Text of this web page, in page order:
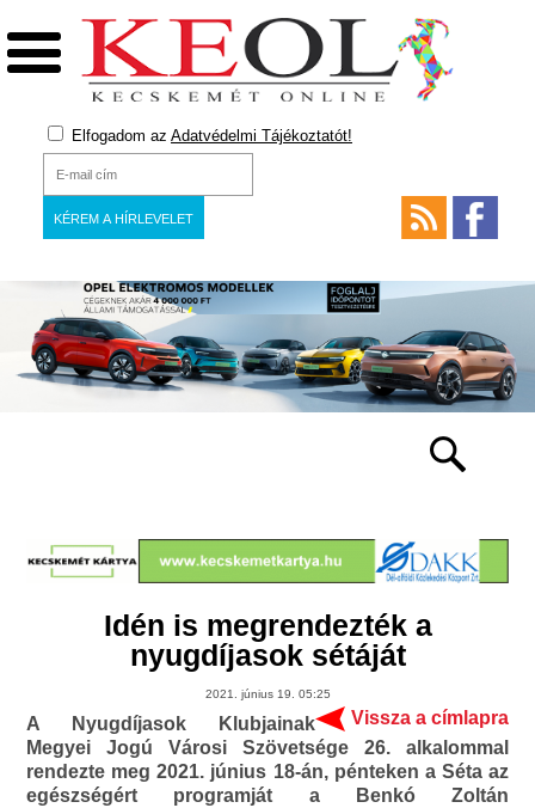
Elfogadom az Adatvédelmi Tájékoztatót!
Idén is megrendezték a
nyugdíjasok sétáját
2021. június 19. 05:25
Vissza a címlapra
A Nyugdíjasok Klubjainak
Megyei Jogú Városi Szövetsége 26. alkalommal
rendezte meg 2021. június 18-án, pénteken a Séta az
egészségért programját a Benkó Zoltán